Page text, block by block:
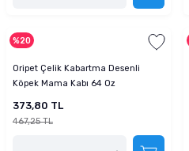
%20
Oripet Çelik Kabartma Desenli
Köpek Mama Kabı 64 Oz
373,80 TL
467,25 TL